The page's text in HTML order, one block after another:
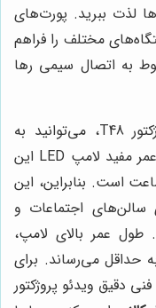
لذت ببرید. پورت‌های
مختلف را فراهم
به اتصال سیمی رها
برای اطلاع از قیمت به‌روز ویدئو پروژکتور T48، می‌توانید به
وب‌سایت رسمی ما مراجعه کنید. طول عمر مفید لامپ LED این
عادی و اکو 50 هزار ساعت است. بنابراین، این
سالن‌های اجتماعات و
طول عمر بالای لامپ،
حداقل می‌رساند. برای
دقیق ویدئو پروژکتور